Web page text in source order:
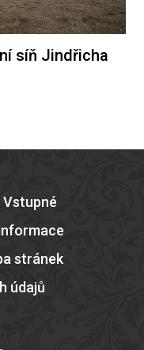
síň Jindřicha
Vstupné
stránek
údajů